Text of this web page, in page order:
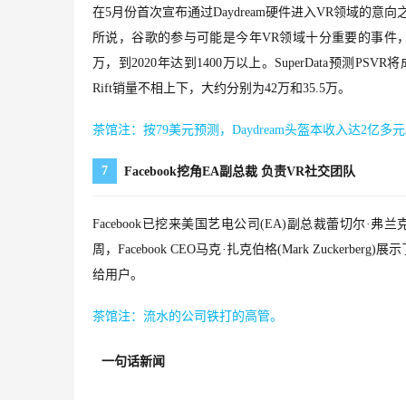
在5月份首次宣布通过Daydream硬件进入VR领域的意
所说，谷歌的参与可能是今年VR领域十分重要的事件
万，到2020年达到1400万以上。SuperData预测
Rift销量不相上下，大约分别为42万和35.5万。
茶馆注：按79美元预测，Daydream头盔本收入达2亿多
7 Facebook挖角EA副总裁 负责VR社交团队
Facebook已挖来美国艺电公司(EA)副总裁蕾切尔·弗兰
周，Facebook CEO马克·扎克伯格(Mark Zuckerberg)
给用户。
茶馆注：流水的公司铁打的高管。
一句话新闻